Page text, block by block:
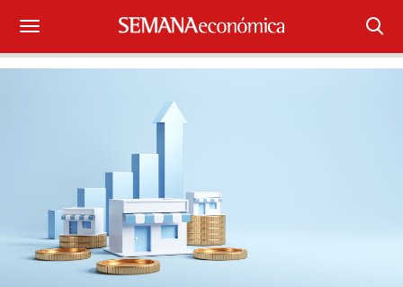
Suscríbase
¿Qué está pasando?
Sectores y Empresas
Management